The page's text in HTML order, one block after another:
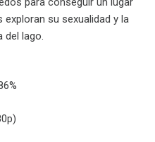
su sexualidad y la
lago.